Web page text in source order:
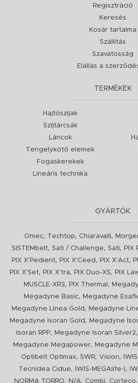
Regisztráció
Keresés
Kosár tartalma
Szállítás
Szavatosság
Elállás a
TERMÉKEK
Hajtószíjak
Szíjtárcsák
Láncok
Tengelykötő elemek
Fogaskerekek
Lineáris technika
GYÁRTÓK
Omec, Techtop, Chiaravalli,
SISTEMbelt, Sati / Challenge, Sati, PIX
PIX X'Pedient, PIX X'Ceed , PIX X'Act,
PIX X'Set, PIX X'tra, PIX Duo-XS, PIX
MUSCLE-XR3, PIX Thermal ,
Megadyne Basic, Megadyne
Megadyne Linea Gold , Megadyne
Megadyne Isoran Gold , Megadyne
Isoran RPP, Megadyne Isoran Silver2,
Megadyne Megapower, Megadyne
Optibelt Optimax, SWR, Vision,
Tecnidea Cidue, IWIS-MEGAlife-I ,
NORMA TORRO, N/A, Combi, Corteco,